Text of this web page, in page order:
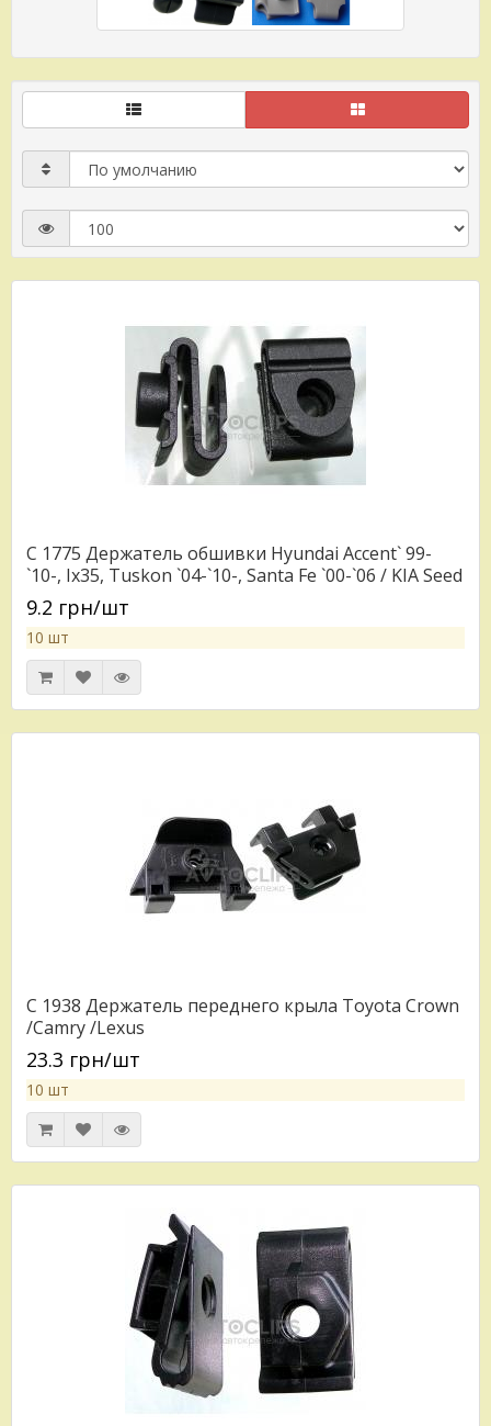
C 1775 Держатель обшивки Hyundai Accent` 99-
`10-, Ix35, Tuskon `04-`10-, Santa Fe `00-`06 / KIA Seed
`06-`12, Optima `05-`10, Soul `08- / Mitsubishi Colt '96-
'04, Galant '96-'06, Pajero
9.2 грн/шт
10 шт
C 1938 Держатель переднего крыла Toyota Crown
/Camry /Lexus
23.3 грн/шт
10 шт